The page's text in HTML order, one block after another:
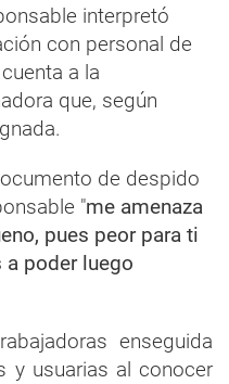
interpretó
con personal de
a la
que, según
de despido
"me amenaza
pues peor para ti
poder luego
enseguida
y usuarias al conocer